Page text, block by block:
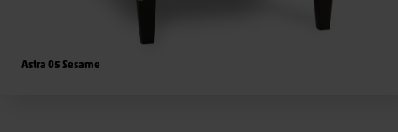
Astra 05 Sesame